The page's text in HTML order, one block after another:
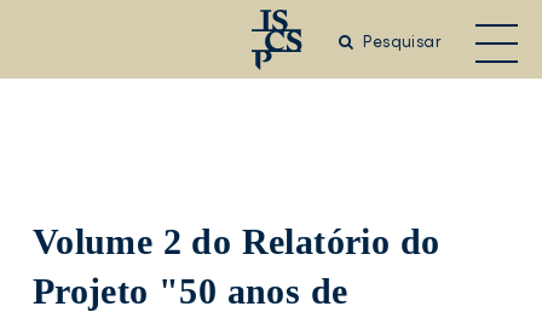
Pesquisar
Volume 2 do Relatório do
Projeto "50 anos de